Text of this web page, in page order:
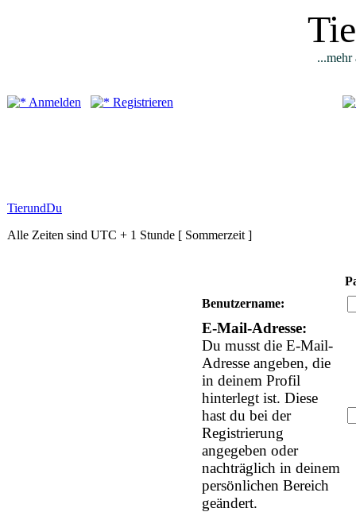
...mehr
Anmelden Registrieren
TierundDu
Alle Zeiten sind UTC + 1 Stunde [ Sommerzeit ]
Benutzername:
E-Mail-Adresse:
Du musst die E-Mail-
Adresse angeben, die
in deinem Profil
hinterlegt ist. Diese
hast du bei der
Registrierung
angegeben oder
nachträglich in deinem
persönlichen Bereich
geändert.